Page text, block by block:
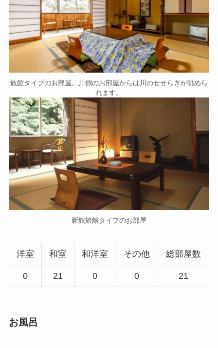
旅館タイプのお部屋。川側のお部屋からは川のせせらぎが眺めら
れます。
新館旅館タイプのお部屋
洋室 和室 和洋室 その他 総部屋数
0 21 0 0 21
お風呂